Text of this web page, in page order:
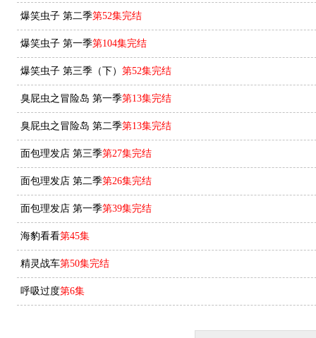
爆笑虫子 第二季第52集完结
爆笑虫子 第一季第104集完结
爆笑虫子 第三季（下） 第52集完结
臭屁虫之冒险岛 第一季第13集完结
臭屁虫之冒险岛 第二季第13集完结
面包理发店 第三季第27集完结
面包理发店 第二季第26集完结
面包理发店 第一季第39集完结
海豹看看第45集
精灵战车第50集完结
呼吸过度第6集